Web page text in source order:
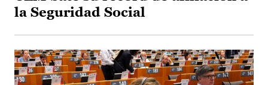
la Seguridad Social